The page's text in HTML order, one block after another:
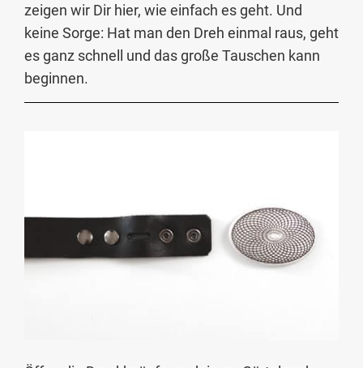
zeigen wir Dir hier, wie einfach es geht. Und
keine Sorge: Hat man den Dreh einmal raus, geht
es ganz schnell und das große Tauschen kann
beginnen.